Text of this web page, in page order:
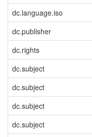
dc.language.iso
dc.publisher
dc.rights
dc.subject
dc.subject
dc.subject
dc.subject